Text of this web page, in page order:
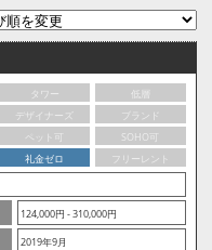
タワー
低層
デザイナーズ
ブランド
ペット可
SOHO可
礼金ゼロ
フリーレント
124,000円 - 310,000円
2019年9月